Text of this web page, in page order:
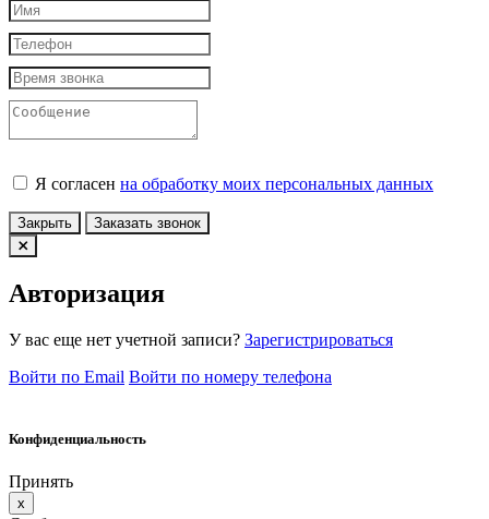
Я согласен на обработку моих персональных данных
Закрыть Заказать звонок
Авторизация
У вас еще нет учетной записи? Зарегистрироваться
Войти по Email Войти по номеру телефона
Конфиденциальность
Принять
x